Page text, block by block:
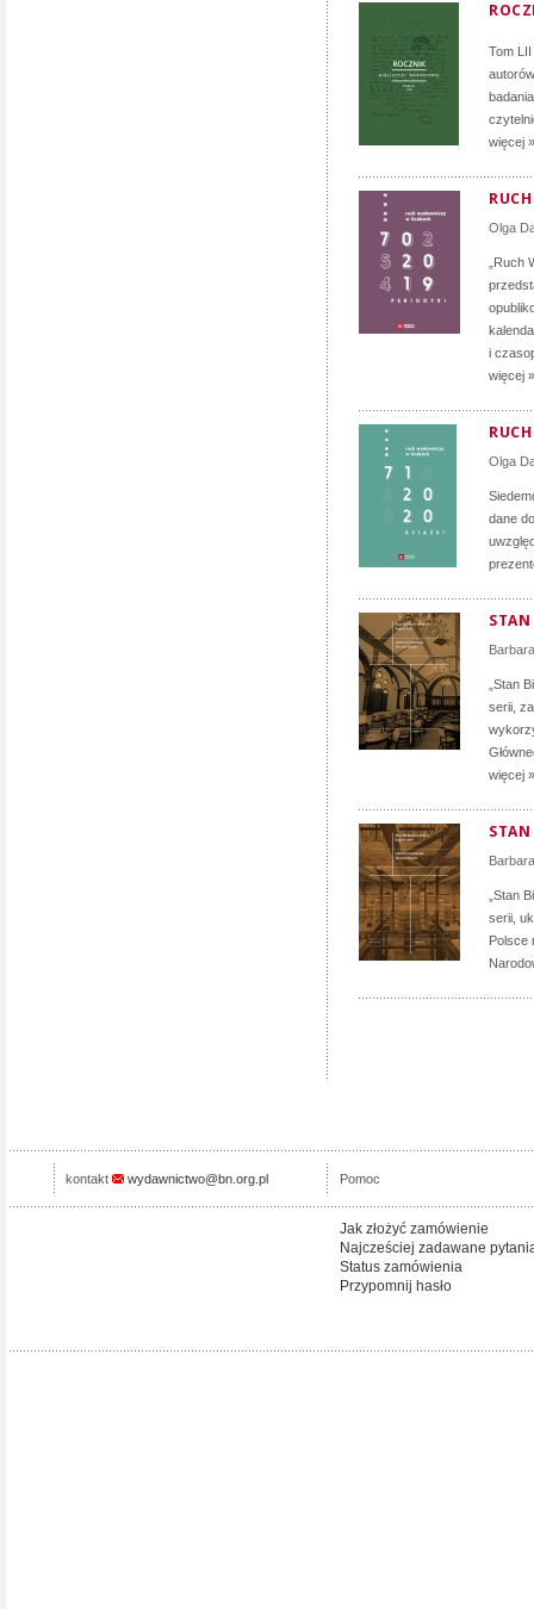
Tom
więcej »
Olga
i
więcej »
Olga
dane
„Stan
serii,
więcej »
„Stan
serii,
Polsce
kontakt wydawnictwo@bn.org.pl Pomoc
Jak złożyć zamówienie
Najcześciej zadawane
Status zamówienia
Przypomnij hasło